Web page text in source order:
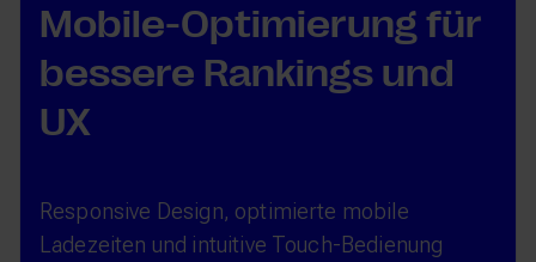
Mobile-Optimierung für
bessere Rankings und
UX
Responsive Design, optimierte mobile
Ladezeiten und intuitive Touch-Bedienung